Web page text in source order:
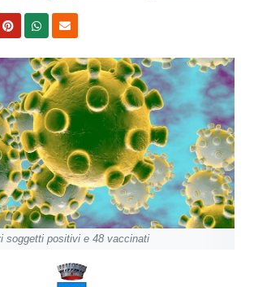
soggetti positivi e 48 vaccinati